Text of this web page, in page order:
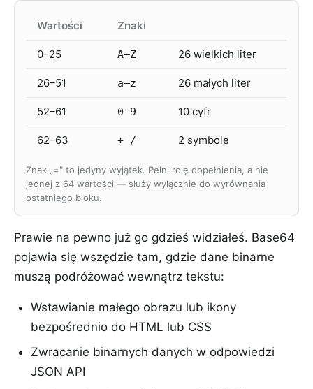
Wartości Znaki
0–25 A–Z 26 wielkich liter
26–51 a–z 26 małych liter
52–61 0–9 10 cyfr
62–63 + / 2 symbole
Znak „=" to jedyny wyjątek. Pełni rolę dopełnienia, a nie
jednej z 64 wartości — służy wyłącznie do wyrównania
ostatniego bloku.
Prawie na pewno już go gdzieś widziałeś. Base64
pojawia się wszędzie tam, gdzie dane binarne
muszą podróżować wewnątrz tekstu:
Wstawianie małego obrazu lub ikony
bezpośrednio do HTML lub CSS
Zwracanie binarnych danych w odpowiedzi
JSON API